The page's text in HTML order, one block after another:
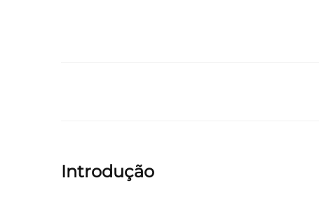
Introdução